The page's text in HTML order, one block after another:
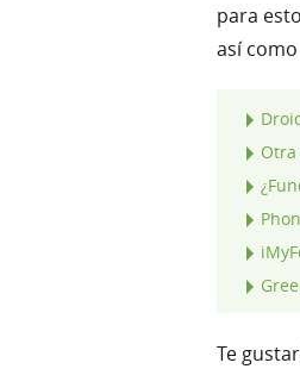
para
así
Te